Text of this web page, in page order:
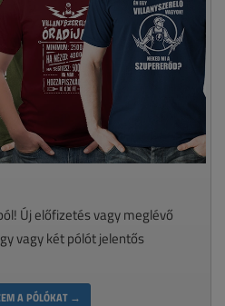
Új előfizetés vagy meglévő
vagy két pólót jelentős
A PÓLÓKAT →